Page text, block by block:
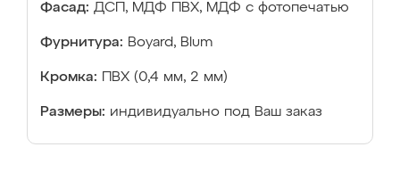
Фасад: ДСП, МДФ ПВХ, МДФ с фотопечатью
Фурнитура: Boyard, Blum
Кромка: ПВХ (0,4 мм, 2 мм)
Размеры: индивидуально под Ваш заказ